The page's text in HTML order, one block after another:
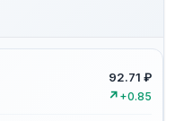
92.71 ₽
↗ +0.85